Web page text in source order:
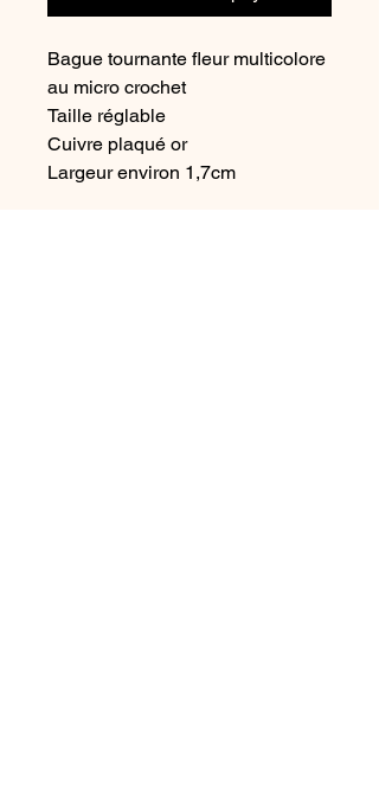
Bague tournante fleur multicolore
au micro crochet
Taille réglable
Cuivre plaqué or
Largeur environ 1,7cm